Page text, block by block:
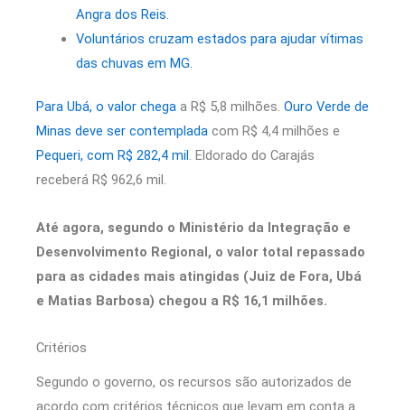
Angra dos Reis.
Voluntários cruzam estados para ajudar vítimas
das chuvas em MG.
Para Ubá, o valor chega a R$ 5,8 milhões. Ouro Verde de
Minas deve ser contemplada com R$ 4,4 milhões e
Pequeri, com R$ 282,4 mil . Eldorado do Carajás
receberá R$ 962,6 mil.
Até agora, segundo o Ministério da Integração e
Desenvolvimento Regional, o valor total repassado
para as cidades mais atingidas (Juiz de Fora, Ubá
e Matias Barbosa) chegou a R$ 16,1 milhões.
Critérios
Segundo o governo, os recursos são autorizados de
acordo com critérios técnicos que levam em conta a